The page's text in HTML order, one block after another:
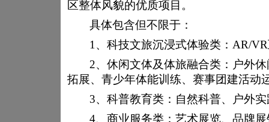
区整体风貌的优质项目。
具体包含但不限于：
1、科技文旅沉浸式体验类： AR/
2、休闲文体及体旅融合类：户外
拓展、青少年体能训练、赛事团建活动
3、科普教育类：自然科普、户外
4、商业服务类：艺术展览、品牌